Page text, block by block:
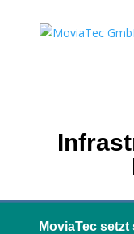
MoviaTec